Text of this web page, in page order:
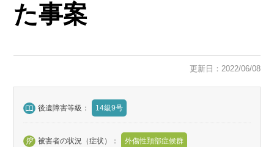
た事案
更新日：2022/06/08
後遺障害等級： 14級9号
被害者の状況（症状）： 外傷性頚部症候群